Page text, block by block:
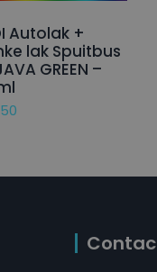
Autolak +
lak Spuitbus
GREEN –